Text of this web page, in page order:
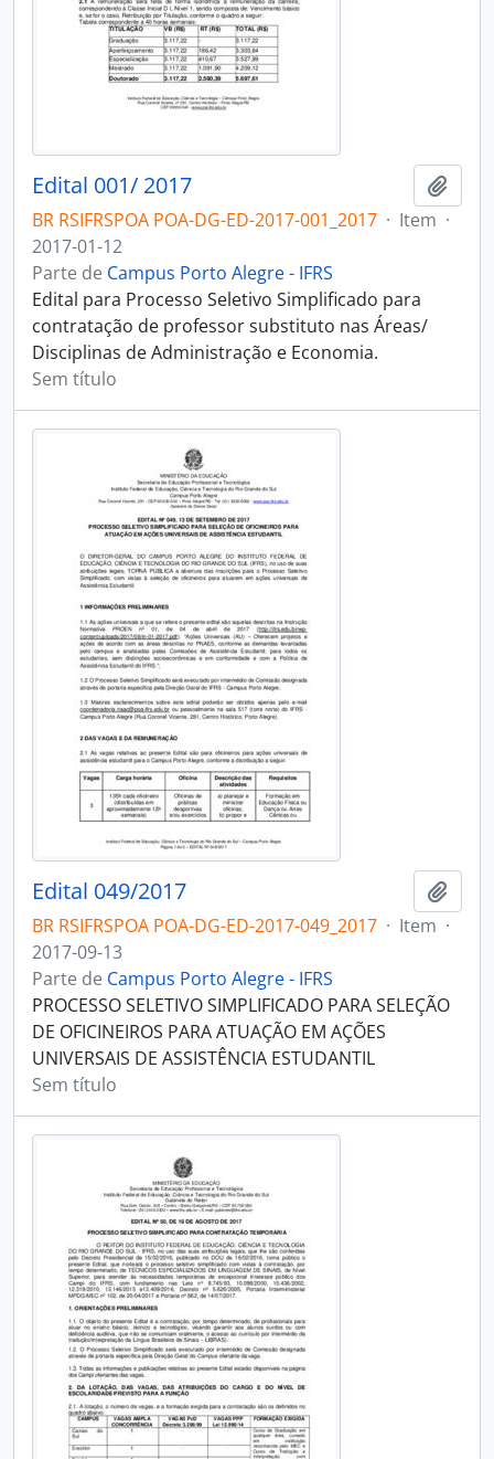
Edital 001/ 2017
BR RSIFRSPOA POA-DG-ED-2017-001_2017 · Item ·
2017-01-12
Parte de Campus Porto Alegre - IFRS
Edital para Processo Seletivo Simplificado para
contratação de professor substituto nas Áreas/
Disciplinas de Administração e Economia.
Sem título
Edital 049/2017
BR RSIFRSPOA POA-DG-ED-2017-049_2017 · Item ·
2017-09-13
Parte de Campus Porto Alegre - IFRS
PROCESSO SELETIVO SIMPLIFICADO PARA SELEÇÃO
DE OFICINEIROS PARA ATUAÇÃO EM AÇÕES
UNIVERSAIS DE ASSISTÊNCIA ESTUDANTIL
Sem título